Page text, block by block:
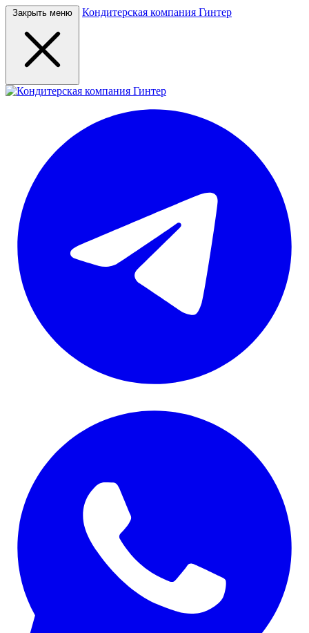
Закрыть меню Кондитерская компания Гинтер